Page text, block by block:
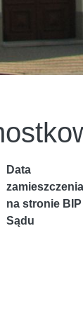
Data
zamieszczenia
na stronie BIP
Sądu